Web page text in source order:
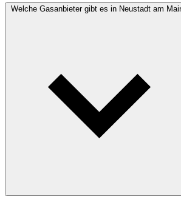
Welche Gasanbieter gibt es in Neustadt am